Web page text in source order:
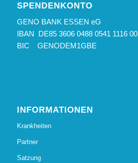
SPENDENKONTO
GENO BANK ESSEN eG
IBAN DE85 3606 0488 0541 1116 00
BIC GENODEM1GBE
INFORMATIONEN
Krankheiten
Partner
Satzung